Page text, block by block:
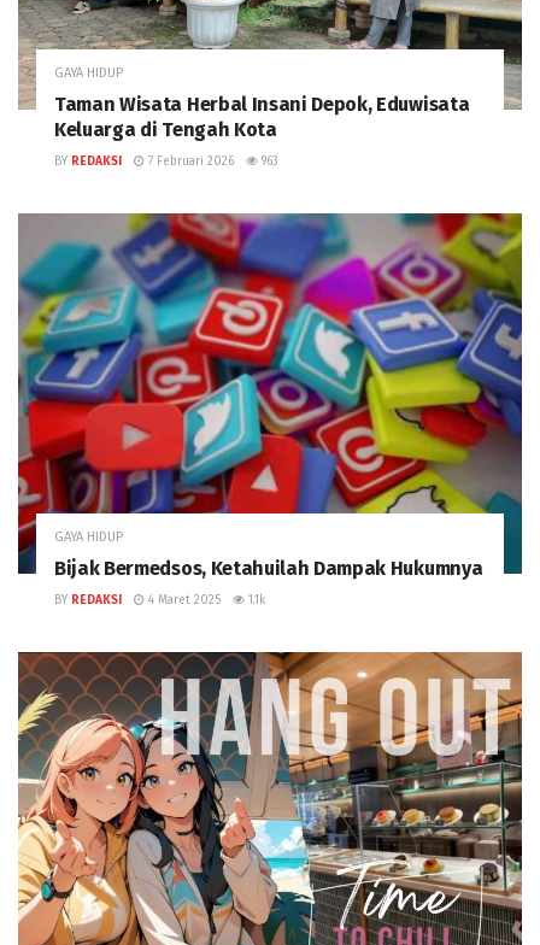
GAYA HIDUP
Taman Wisata Herbal Insani Depok, Eduwisata
Keluarga di Tengah Kota
BY REDAKSI 7 Februari 2026 963
GAYA HIDUP
Bijak Bermedsos, Ketahuilah Dampak Hukumnya
BY REDAKSI 4 Maret 2025 1.1k